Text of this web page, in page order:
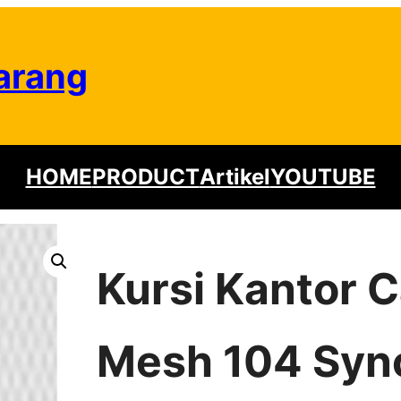
HOMEPRODUCTArtikelYOUTUBE
Kursi Kantor
Mesh 104